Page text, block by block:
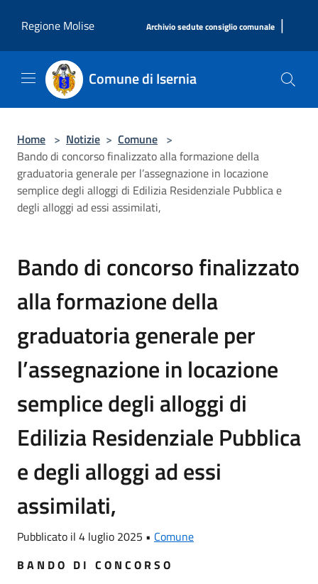
Regione Molise
Archivio sedute consiglio comunale |
Comune di Isernia
Home > Notizie > Comune >
Bando di concorso finalizzato alla formazione della
graduatoria generale per l’assegnazione in locazione
semplice degli alloggi di Edilizia Residenziale Pubblica e
degli alloggi ad essi assimilati,
Bando di concorso finalizzato
alla formazione della
graduatoria generale per
l’assegnazione in locazione
semplice degli alloggi di
Edilizia Residenziale Pubblica
e degli alloggi ad essi
assimilati,
Pubblicato il 4 luglio 2025 • Comune
B A N D O D I C O N C O R S O